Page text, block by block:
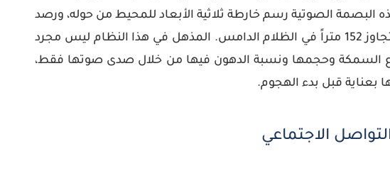
البصمة الصوتية رسم خارطة ثلاثية الأبعاد للمحيط من حوله، ورصد
152 متراً
في الظلام الدامس. المذهل في هذا النظام ليس مجرد
السمكة وحجمها ونسبة الدهون فيها من خلال صدى صوتها فقط،
بعناية قبل بدء الهجوم.
الاجتماعي